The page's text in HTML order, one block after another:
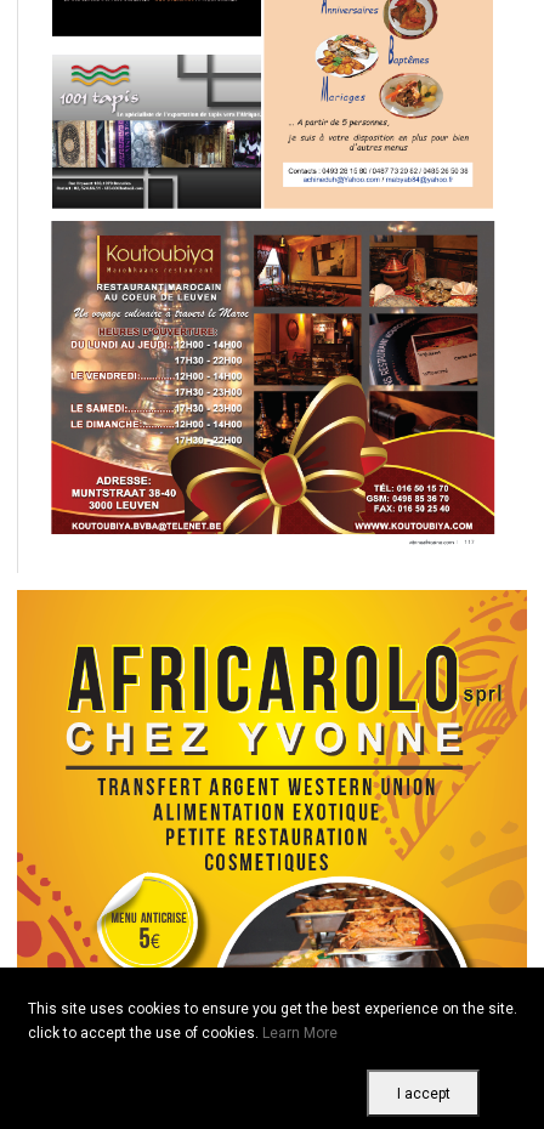
This site uses cookies to ensure you get the best experience on the site.
click to accept the use of cookies. Learn More
I accept